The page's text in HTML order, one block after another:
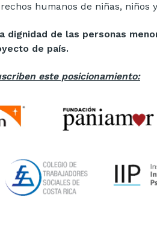
humanos de niñas, niños
dignidad de las personas
de país.
este posicionamiento: